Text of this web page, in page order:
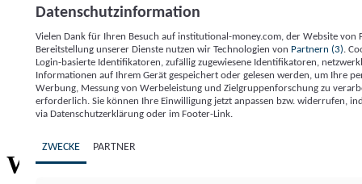
Institutional Money
ImpressumDatenschutzerklärung
Willkommen bei
Datenschutzinformation
Vielen Dank für Ihren Besuch auf institutional-money.com, der Website von
Bereitstellung unserer Dienste nutzen wir Technologien von Partnern (3) .
Login-basierte Identifikatoren, zufällig zugewiesene Identifikatoren,
Informationen auf Ihrem Gerät gespeichert oder gelesen werden, um Ihre
Werbung, Messung von Werbeleistung und Zielgruppenforschung zu
erforderlich. Sie können Ihre Einwilligung jetzt anpassen bzw. widerrufen,
via Datenschutzerklärung oder im Footer-Link.
ZWECKE PARTNER